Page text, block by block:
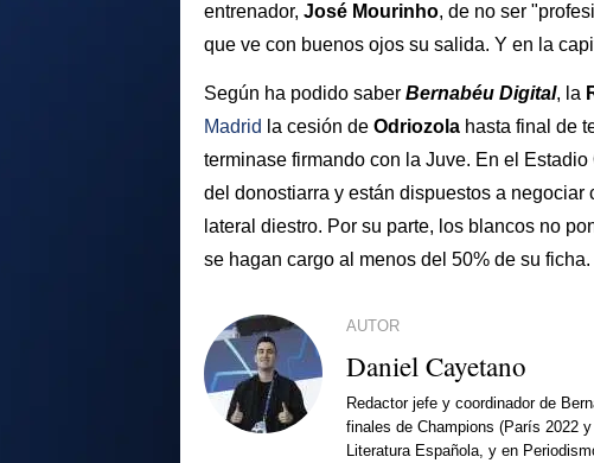
entrenador, José Mourinho, de no ser
que ve con buenos ojos su salida. Y en la
Según ha podido saber Bernabéu Digital, la
Madrid la cesión de Odriozola hasta final de
terminase firmando con la Juve. En el
del donostiarra y están dispuestos a negociar
lateral diestro. Por su parte, los blancos no
se hagan cargo al menos del 50% de su ficha.
AUTOR
Daniel Cayetano
Redactor jefe y coordinador de
finales de Champions (París 2022
Literatura Española, y en